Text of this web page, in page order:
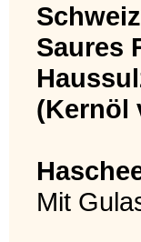
Saures
(Kernöl
Mit